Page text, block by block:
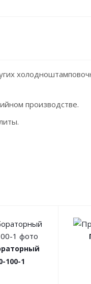
производстве.
100-1